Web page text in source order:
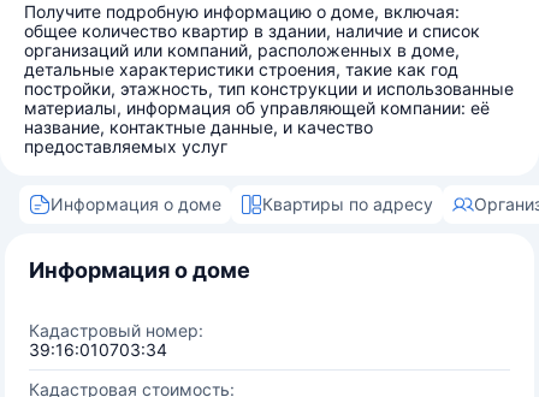
Получите подробную информацию о доме, включая:
общее количество квартир в здании, наличие и список
организаций или компаний, расположенных в доме,
детальные характеристики строения, такие как год
постройки, этажность, тип конструкции и использованные
материалы, информация об управляющей компании: её
название, контактные данные, и качество
предоставляемых услуг
Информация о доме Квартиры по адресу
Информация о доме
Кадастровый номер:
39:16:010703:34
Кадастровая стоимость: